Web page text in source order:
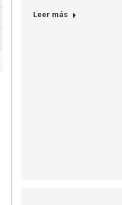
Leer más